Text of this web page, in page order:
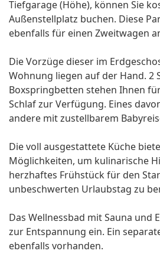
Tiefgarage (Höhe), können Sie
Außenstellplatz buchen. Diese
ebenfalls für einen Zweitwagen
Die Vorzüge dieser im
Wohnung liegen auf der Hand. 2
Boxspringbetten stehen Ihnen
Schlaf zur Verfügung. Eines
andere mit zustellbarem
Die voll ausgestattete Küche
Möglichkeiten, um kulinarische
herzhaftes Frühstück für den
unbeschwerten Urlaubstag zu
Das Wellnessbad mit Sauna und
zur Entspannung ein. Ein
ebenfalls vorhanden.